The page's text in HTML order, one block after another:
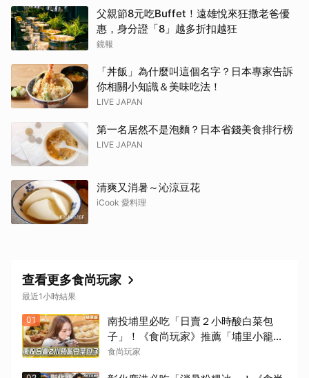
父親節8元吃Buffet！遠雄悅來狂撒老爸優
惠，身分證「8」越多折扣越狂
鏡報
「丼飯」為什麼叫這個名字？日本專家告訴
你相關小知識＆美味吃法！
LIVE JAPAN
第一名居然不是泡麵？日本省錢美食排行榜
LIVE JAPAN
清爽又消暑～沁涼豆花
iCook 愛料理
查看更多食尚玩家
最近1小時結果
01
南投埔里必吃「日賣２小時酸白菜包
子」！《食尚玩家》推薦「埔里小籠
包」
食尚玩家